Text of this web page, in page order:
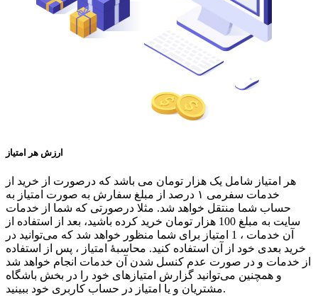
ارزش هر امتیاز
هر امتیاز شامل یک هزار تومان می باشد که درصورت از خرید از
خدمات سفرمی ۱ درصد از مبلغ سفارش به صورت امتیاز به
حساب شما منتقل خواهد شد. مثلا درصورتی که شما از خدمات
سایت به مبلغ 100 هزار تومان خرید کرده باشید، بعد از استفاده از
آن خدمات ، 1 امتیاز برای شما منظور خواهد شد که می‌توانید در
خرید بعدی خود از آن استفاده کنید. محاسبهٔ امتیاز ، پس از استفاده
از خدمات و در صورت عدم کنسل شدن آن خدمات انجام خواهد شد
و همچنین می‌توانید گزارش امتیازهای خود را در بخش باشگاه
مشتریان و یا امتیاز در حساب کاربری خود ببینید.